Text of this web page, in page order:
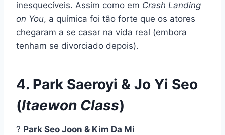
inesquecíveis. Assim como em Crash Landing
on You, a química foi tão forte que os atores
chegaram a se casar na vida real (embora
tenham se divorciado depois).
4. Park Saeroyi & Jo Yi Seo
(Itaewon Class)
? Park Seo Joon & Kim Da Mi